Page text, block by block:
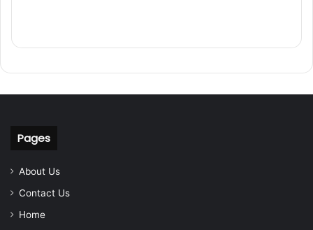
Pages
About Us
Contact Us
Home